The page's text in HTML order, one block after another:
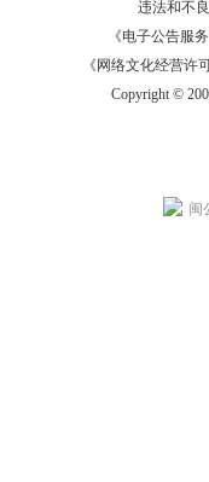
违法和不
《电子公告服务
《网络文化经营许
Copyright ©
闽